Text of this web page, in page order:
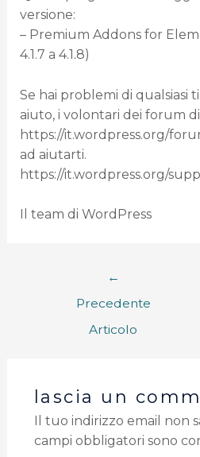
versione:
– Premium Addons for
4.1.7 a 4.1.8)
Se hai problemi di qualsiasi
aiuto, i volontari dei forum
https://it.wordpress.org/
ad aiutarti.
https://it.wordpress.org/
Il team di WordPress
←
Precedente
Articolo
lascia un
Il tuo indirizzo email non
campi obbligatori sono